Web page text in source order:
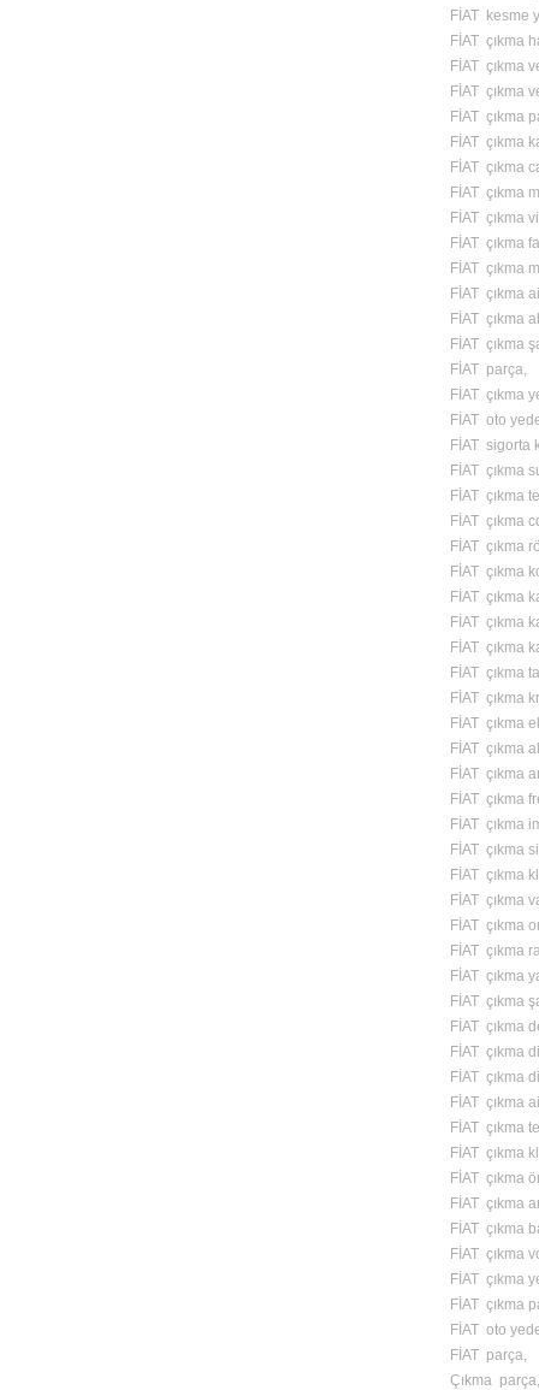
FİAT kesme
FİAT çıkma
FİAT çıkma
FİAT çıkma
FİAT çıkma
FİAT çıkma
FİAT çıkma
FİAT çıkma
FİAT çıkma
FİAT çıkma
FİAT çıkma
FİAT çıkma
FİAT çıkma
FİAT çıkma
FİAT parça,
FİAT çıkma
FİAT oto
FİAT sigorta
FİAT çıkma
FİAT çıkma
FİAT çıkma
FİAT çıkma
FİAT çıkma
FİAT çıkma
FİAT çıkma
FİAT çıkma
FİAT çıkma
FİAT çıkma
FİAT çıkma
FİAT çıkma
FİAT çıkma
FİAT çıkma
FİAT çıkma
FİAT çıkma
FİAT çıkma
FİAT çıkma
FİAT çıkma
FİAT çıkma
FİAT çıkma
FİAT çıkma
FİAT çıkma
FİAT çıkma
FİAT çıkma
FİAT çıkma
FİAT çıkma
FİAT çıkma
FİAT çıkma
FİAT çıkma
FİAT çıkma
FİAT çıkma
FİAT çıkma
FİAT çıkma
FİAT oto
FİAT parça,
Çıkma parça,